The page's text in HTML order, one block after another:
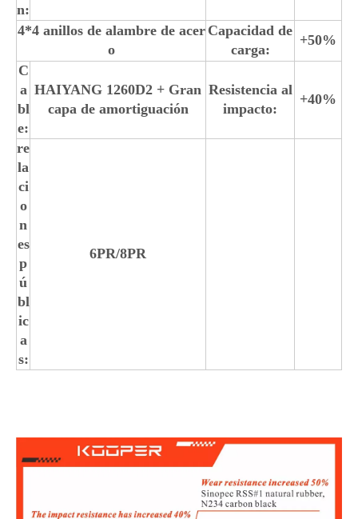
n:
4*4 anillos de alambre de acer
o
Capacidad de
carga:
+50%
C
a
bl
e:
HAIYANG 1260D2 + Gran
capa de amortiguación
Resistencia al
impacto:
+40%
re
la
ci
o
n
es
p
ú
bl
ic
a
s:
6PR/8PR